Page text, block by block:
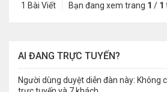
1 Bài Viết Bạn đang xem trang 1 / 1
AI ĐANG TRỰC TUYẾN?
Người dùng duyệt diễn đàn này: Không